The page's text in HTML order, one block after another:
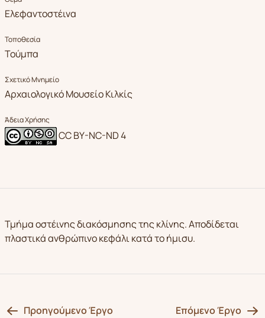
Ελεφαντοστέινα
Τοποθεσία
Τούμπα
Σχετικό Μνημείο
Αρχαιολογικό Μουσείο Κιλκίς
Άδεια Χρήσης
CC BY-NC-ND 4
Τμήμα οστέινης διακόσμησης της κλίνης. Αποδίδεται
πλαστικά ανθρώπινο κεφάλι κατά το ήμισυ.
Προηγούμενο Έργο Επόμενο Έργο